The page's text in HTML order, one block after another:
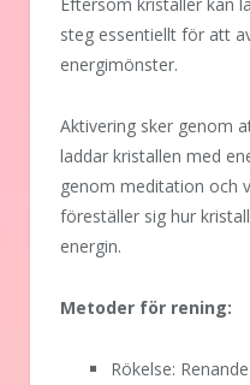
steg essentiellt för att
energimönster.
Aktivering sker genom
laddar kristallen med
genom meditation och
föreställer sig hur
energin.
Metoder för rening:
Rökelse: